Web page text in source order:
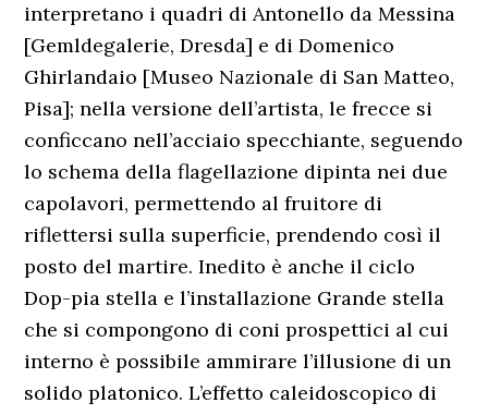
interpretano i quadri di Antonello da Messina
[Gemldegalerie, Dresda] e di Domenico
Ghirlandaio [Museo Nazionale di San Matteo,
Pisa]; nella versione dell’artista, le frecce si
conficcano nell’acciaio specchiante, seguendo
lo schema della flagellazione dipinta nei due
capolavori, permettendo al fruitore di
riflettersi sulla superficie, prendendo così il
posto del martire. Inedito è anche il ciclo
Dop-pia stella e l’installazione Grande stella
che si compongono di coni prospettici al cui
interno è possibile ammirare l’illusione di un
solido platonico. L’effetto caleidoscopico di